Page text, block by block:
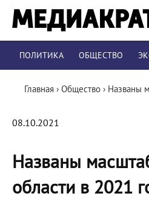
ПОЛИТИКА ОБЩЕСТВО
Главная › Общество › Названы
08.10.2021
Названы
области в 2021